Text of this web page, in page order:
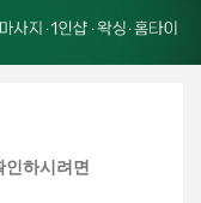
인하시려면